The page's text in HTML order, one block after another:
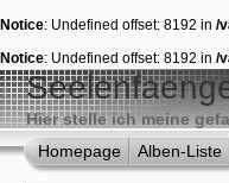
Notice: Undefined offset: 8192 in /
Notice: Undefined offset: 8192 in /
Hier stelle ich meine
Homepage
Alben-Liste